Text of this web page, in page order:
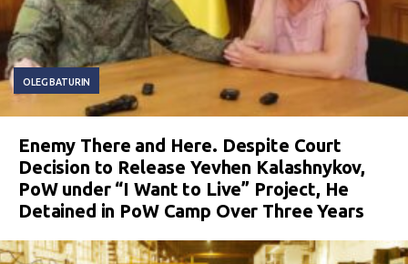
OLEG BATURIN
Enemy There and Here. Despite Court
Decision to Release Yevhen Kalashnykov,
PoW under “I Want to Live” Project, He
Detained in PoW Camp Over Three Years